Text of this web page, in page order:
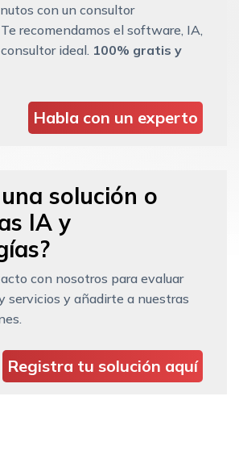
con un consultor
recomendamos el software, IA,
ideal. 100% gratis y
Habla con un experto
solución o
IA y
con nosotros para evaluar
servicios y añadirte a nuestras
Registra tu solución aquí